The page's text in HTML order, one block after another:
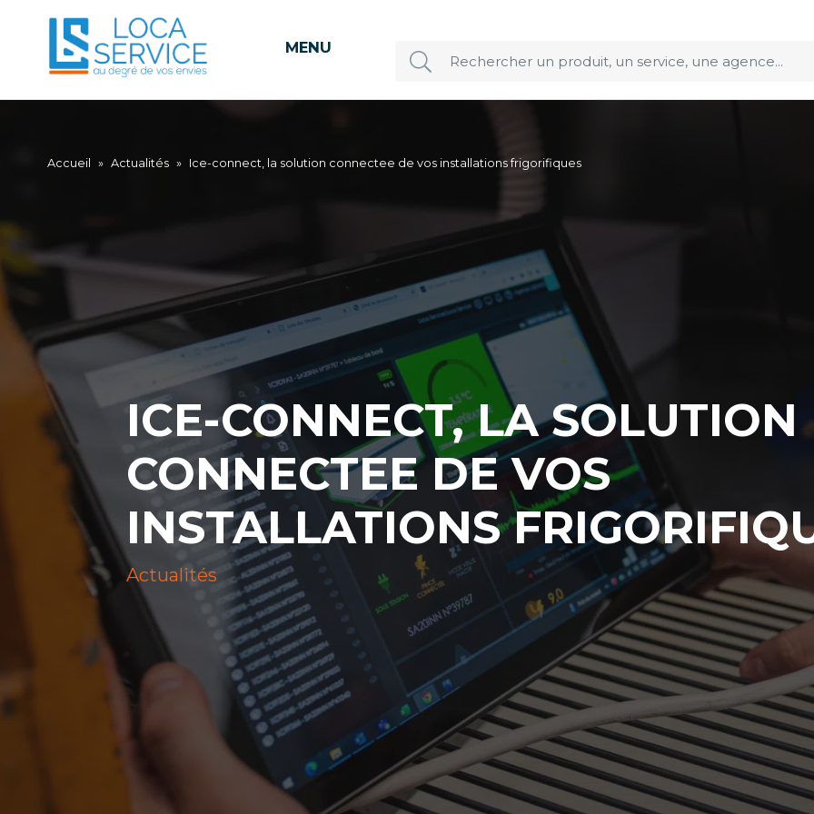
MENU
Accueil » Actualités » Ice-connect, la solution connectee de vos installations frigorifiques
ICE-CONNECT, LA SOLUTION
CONNECTEE DE VOS
INSTALLATIONS
Actualités